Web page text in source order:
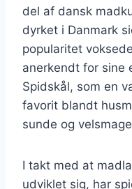
del af dansk
dyrket i Danmark
popularitet
anerkendt for
Spidskål, som en
favorit blandt
sunde og
I takt med at
udviklet sig, har